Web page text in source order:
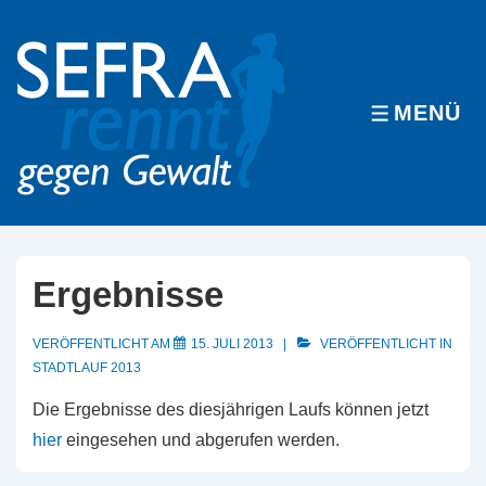
Zum
Inhalt
MENÜ
MENÜ
Ergebnisse
VERÖFFENTLICHT AM 15. JULI 2013
VERÖFFENTLICHT IN
STADTLAUF 2013
Die Ergebnisse des diesjährigen Laufs können jetzt
hier eingesehen und abgerufen werden.